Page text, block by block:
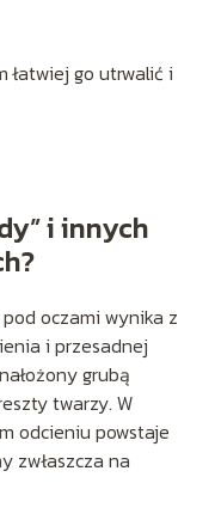
łatwiej go utrwalić i
i innych
oczami wynika z
i przesadnej
grubą
twarzy. W
odcieniu powstaje
zwłaszcza na